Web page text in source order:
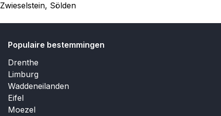
Zwieselstein, Sölden
Populaire bestemmingen
Drenthe
Limburg
Waddeneilanden
Eifel
Moezel